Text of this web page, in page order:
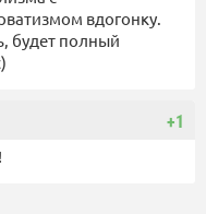
вдогонку.
будет полный
+1